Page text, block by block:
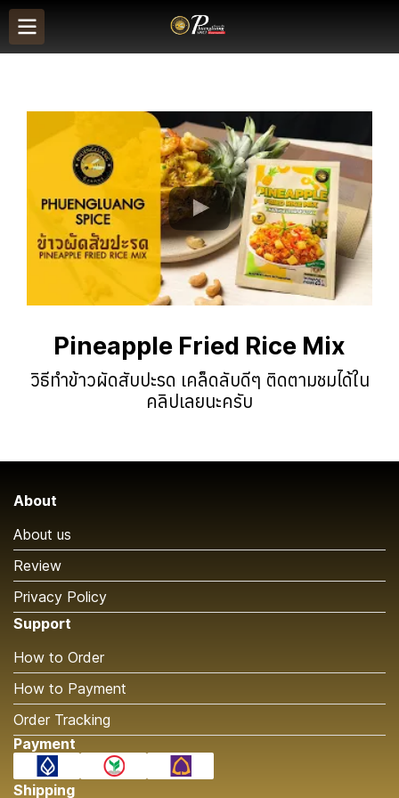
Pineapple Fried Rice Mix
วิธีทำข้าวผัดสับปะรด เคล็ดลับดีๆ ติดตามชมได้ใน
คลิปเลยนะครับ
About
About us
Review
Privacy Policy
Support
How to Order
How to Payment
Order Tracking
Payment
Shipping